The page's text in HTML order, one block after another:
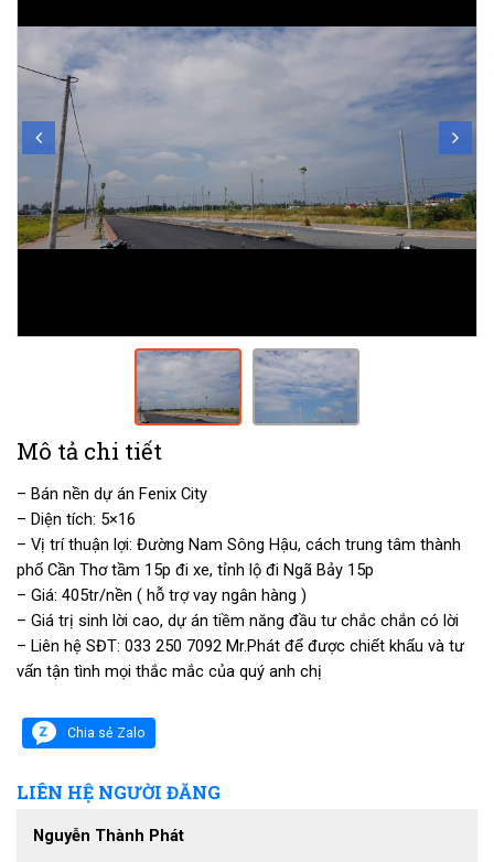
Mô tả chi tiết
– Bán nền dự án Fenix City
– Diện tích: 5×16
– Vị trí thuận lợi: Đường Nam Sông Hậu, cách trung tâm thành
phố Cần Thơ tầm 15p đi xe, tỉnh lộ đi Ngã Bảy 15p
– Giá: 405tr/nền ( hỗ trợ vay ngân hàng )
– Giá trị sinh lời cao, dự án tiềm năng đầu tư chắc chắn có lời
– Liên hệ SĐT: 033 250 7092 Mr.Phát để được chiết khấu và tư
vấn tận tình mọi thắc mắc của quý anh chị
Chia sẻ Zalo
LIÊN HỆ NGƯỜI ĐĂNG
Nguyễn Thành Phát